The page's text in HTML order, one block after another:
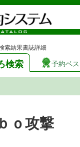
索結果書誌詳細
検索 予約ベ
ｏ攻撃